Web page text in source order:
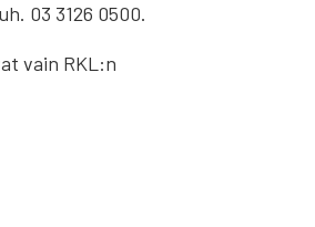
03 3126 0500.
vain RKL:n